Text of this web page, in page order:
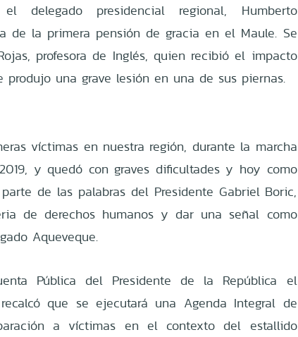
delegado presidencial regional, Humberto
de la primera pensión de gracia en el Maule. Se
profesora de Inglés, quien recibió el impacto
una grave lesión en una de sus piernas.
víctimas en nuestra región, durante la marcha
y quedó con graves dificultades y hoy como
de las palabras del Presidente Gabriel Boric,
de derechos humanos y dar una señal como
Aqueveque.
Pública del Presidente de la República el
que se ejecutará una Agenda Integral de
a víctimas en el contexto del estallido